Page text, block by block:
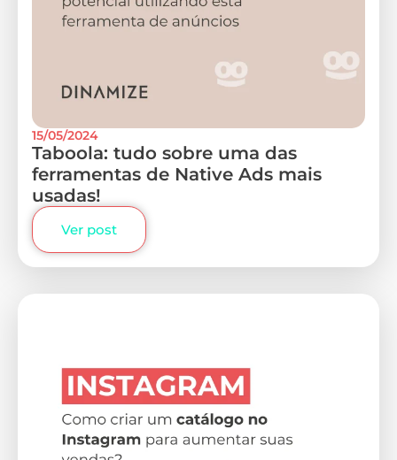
15/05/2024
Taboola: tudo sobre uma das
ferramentas de Native Ads mais
usadas!
Ver post